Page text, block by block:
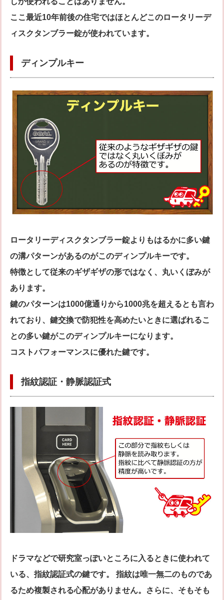
ここ最近10年前後の住宅ではほとんどこのロータリーデ
ィスクタンブラー錠が使われています。
ディンプルキー
ロータリーディスクタンブラー錠よりもはるかに多い鍵
の溝パターンがあるのがこのディンプルキーです。
特徴として従来のギザギザの形ではなく、丸いくぼみが
あります。
鍵のパターンは1000億通りから1000兆を超えるとも言わ
れており、鍵交換で防犯性を高めたいときに選ばれるこ
との多い鍵がこのディンプルキーになります。
コストパフォーマンスに優れた鍵です。
指紋認証・静脈認証式
ドラマなどで研究室っぽいところに入るときに使われて
いる、指紋認証式の鍵です。 指紋は唯一無二のものであ
るため複製される心配がありません。さらに、そもそも